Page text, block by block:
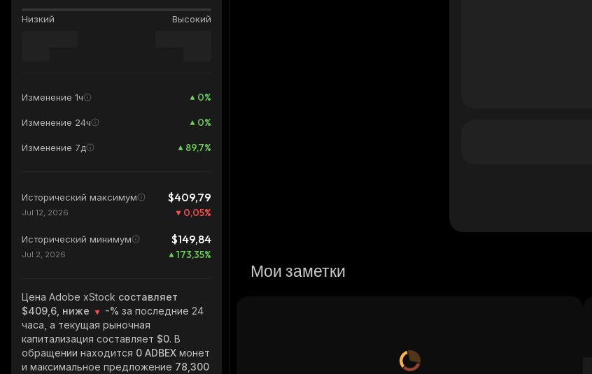
Низкий Высокий
Изменение 1ч 0%
Изменение 24ч 0%
Изменение 7д 89,7%
Исторический максимум $409,79
Jul 12, 2026 0,05%
Исторический минимум $149,84
Jul 2, 2026 173,35%
Цена Adobe xStock составляет
$409,6, ниже
-% за последние 24
часа, а текущая рыночная
капитализация составляет $0. В
обращении находится 0 ADBEX монет
и максимальное предложение 78,300
Мои заметки